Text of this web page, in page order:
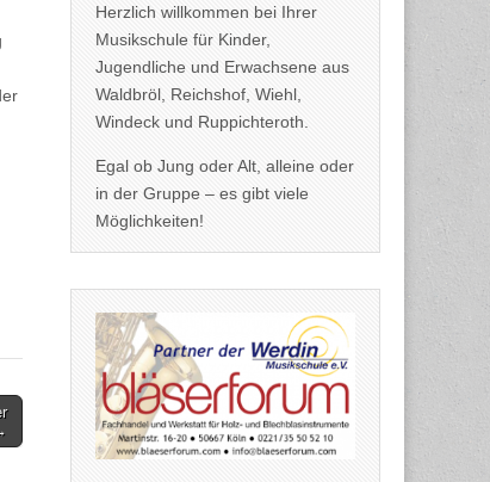
Herzlich willkommen bei Ihrer
Musikschule für Kinder,
Jugendliche und Erwachsene aus
Waldbröl, Reichshof, Wiehl,
Windeck und Ruppichteroth.
Egal ob Jung oder Alt, alleine oder
in der Gruppe – es gibt viele
Möglichkeiten!